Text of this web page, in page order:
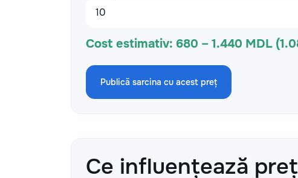
Cost estimativ: 680 – 1.440 MDL
Publică sarcina cu acest preț
Ce influențează